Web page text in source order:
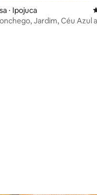
média de 5, 100
⋅ Ipojuca
Jardim, Céu Azul